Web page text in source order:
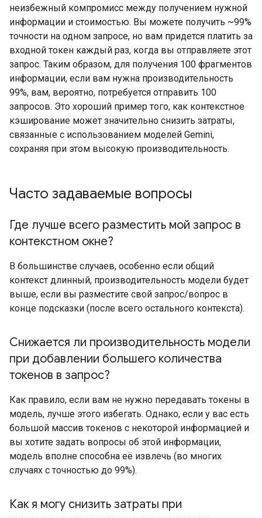
неизбежный компромисс между получением нужной
информации и стоимостью. Вы можете получить ~99%
точности на одном запросе, но вам придется платить за
входной токен каждый раз, когда вы отправляете этот
запрос. Таким образом, для получения 100 фрагментов
информации, если вам нужна производительность
99%, вам, вероятно, потребуется отправить 100
запросов. Это хороший пример того, как контекстное
кэширование может значительно снизить затраты,
связанные с использованием моделей Gemini,
сохраняя при этом высокую производительность.
Часто задаваемые вопросы
Где лучше всего разместить мой запрос в
контекстном окне?
В большинстве случаев, особенно если общий
контекст длинный, производительность модели будет
выше, если вы разместите свой запрос/вопрос в
конце подсказки (после всего остального контекста).
Снижается ли производительность модели
при добавлении большего количества
токенов в запрос?
Как правило, если вам не нужно передавать токены в
модель, лучше этого избегать. Однако, если у вас есть
большой массив токенов с некоторой информацией и
вы хотите задать вопросы об этой информации,
модель вполне способна её извлечь (во многих
случаях с точностью до 99%).
Как я могу снизить затраты при